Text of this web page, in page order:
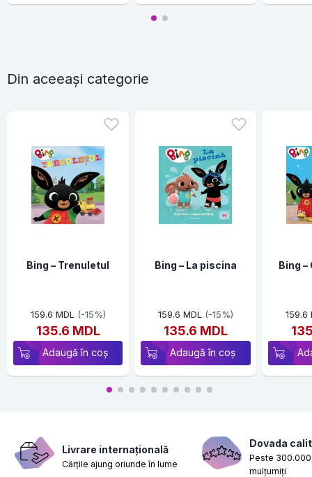
Din aceeași categorie
Bing – Trenuletul
159.6 MDL (-15%)
135.6 MDL
Adaugă în coș
Bing – La piscina
159.6 MDL (-15%)
135.6 MDL
Adaugă în coș
Bing
159.6
Livrare internațională
Cărțile ajung oriunde în lume
Dovada
Peste
mulțumiți